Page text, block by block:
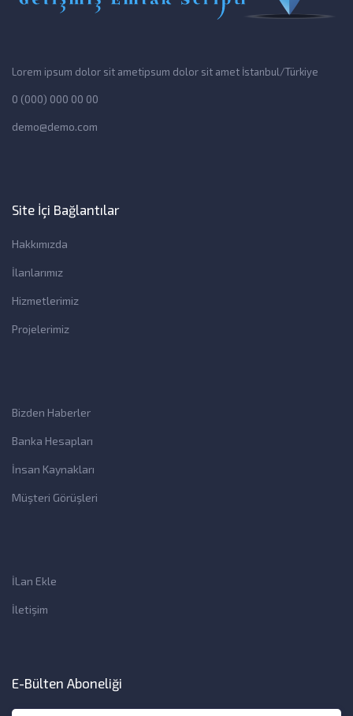
Lorem ipsum dolor sit ametipsum dolor sit amet İstanbul/Türkiye
0 (000) 000 00 00
demo@demo.com
Site İçi Bağlantılar
Hakkımızda
İlanlarımız
Hizmetlerimiz
Projelerimiz
Bizden Haberler
Banka Hesapları
İnsan Kaynakları
Müşteri Görüşleri
İLan Ekle
İletişim
E-Bülten Aboneliği